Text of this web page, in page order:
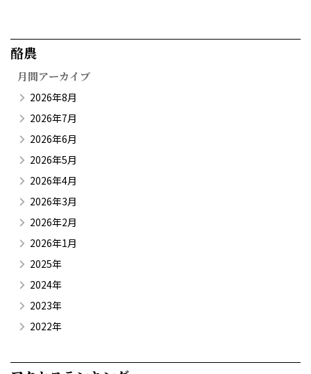
酪農​
月間アーカイブ
2026年8月
2026年7月
2026年6月
2026年5月
2026年4月
2026年3月
2026年2月
2026年1月
2025年
2024年
2023年
2022年